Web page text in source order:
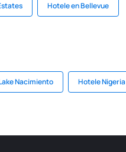
Hotele en Bellevue
Nacimiento Hotele Nigeria